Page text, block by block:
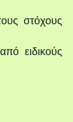
στόχους
ειδικούς